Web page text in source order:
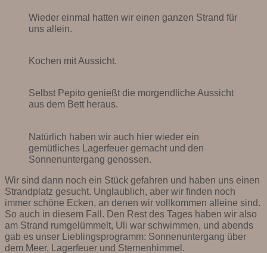
Wieder einmal hatten wir einen ganzen Strand für
uns allein.
Kochen mit Aussicht.
Selbst Pepito genießt die morgendliche Aussicht
aus dem Bett heraus.
Natürlich haben wir auch hier wieder ein
gemütliches Lagerfeuer gemacht und den
Sonnenuntergang genossen.
Wir sind dann noch ein Stück gefahren und haben uns einen
Strandplatz gesucht. Unglaublich, aber wir finden noch
immer schöne Ecken, an denen wir vollkommen alleine sind.
So auch in diesem Fall. Den Rest des Tages haben wir also
am Strand rumgelümmelt, Uli war schwimmen, und abends
gab es unser Lieblingsprogramm: Sonnenuntergang über
dem Meer, Lagerfeuer und Sternenhimmel.